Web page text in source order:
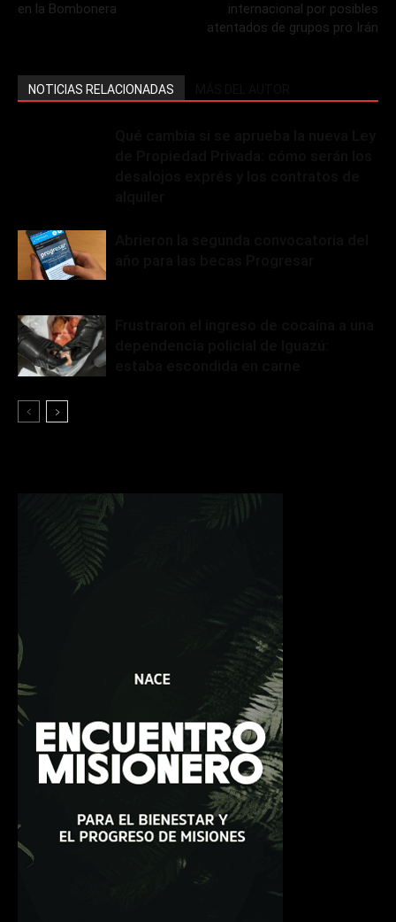
en la Bombonera
internacional por posibles
atentados de grupos pro Irán
NOTICIAS RELACIONADAS